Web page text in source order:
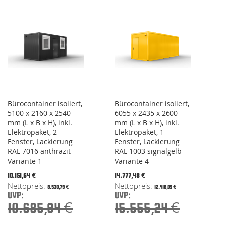
Bürocontainer isoliert,
5100 x 2160 x 2540
mm (L x B x H), inkl.
Elektropaket, 2
Fenster, Lackierung
RAL 7016 anthrazit -
Variante 1
Special
Price
10.151,64 €
8.530,79 €
UVP:
10.685,94 €
Bürocontainer isoliert,
6055 x 2435 x 2600
mm (L x B x H), inkl.
Elektropaket, 1
Fenster, Lackierung
RAL 1003 signalgelb -
Variante 4
Special
Price
14.777,48 €
12.418,05 €
UVP:
15.555,24 €